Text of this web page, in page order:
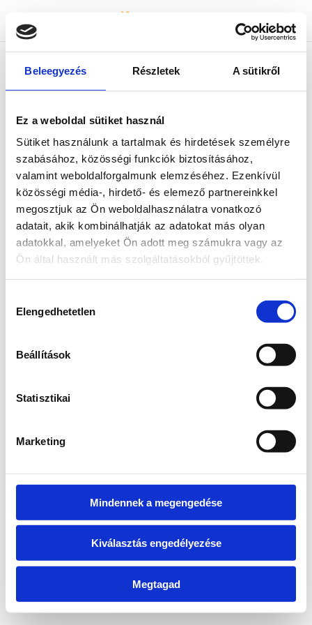
Beleegyezés Részletek A sütikről
Ez a weboldal sütiket használ
Sütiket használunk a tartalmak és hirdetések személyre
szabásához, közösségi funkciók biztosításához,
valamint weboldalforgalmunk elemzéséhez. Ezenkívül
közösségi média-, hirdető- és elemező partnereinkkel
megosztjuk az Ön weboldalhasználatra vonatkozó
adatait, akik kombinálhatják az adatokat más olyan
adatokkal, amelyeket Ön adott meg számukra vagy az
Ön által használt más szolgáltatásokból gyűjtöttek.
kiválasztása
Elengedhetetlen
Beállítások
Statisztikai
Marketing
Mindennek a megengedése
Kiválasztás engedélyezése
Megtagad
404-es hiba :(
Kérjük, térj vissza a főoldalra és indítsd újra a
keresést!